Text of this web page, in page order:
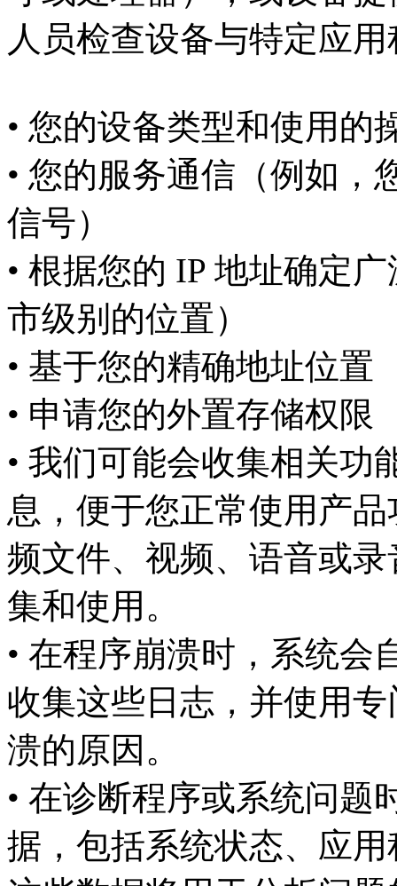
人员检查设备与特定应
• 您的设备类型和使用的
• 您的服务通信（例如，
信号）
• 根据您的 IP 地址确定
市级别的位置）
• 基于您的精确地址位置
• 申请您的外置存储权限
• 我们可能会收集相关功
息，便于您正常使用产
频文件、视频、语音或
集和使用。
• 在程序崩溃时，系统会
收集这些日志，并使用
溃的原因。
• 在诊断程序或系统问题
据，包括系统状态、应